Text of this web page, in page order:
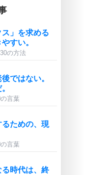
ス」を求める
すい。
の方法
ではない。
言葉
ための、現
言葉
時代は、終